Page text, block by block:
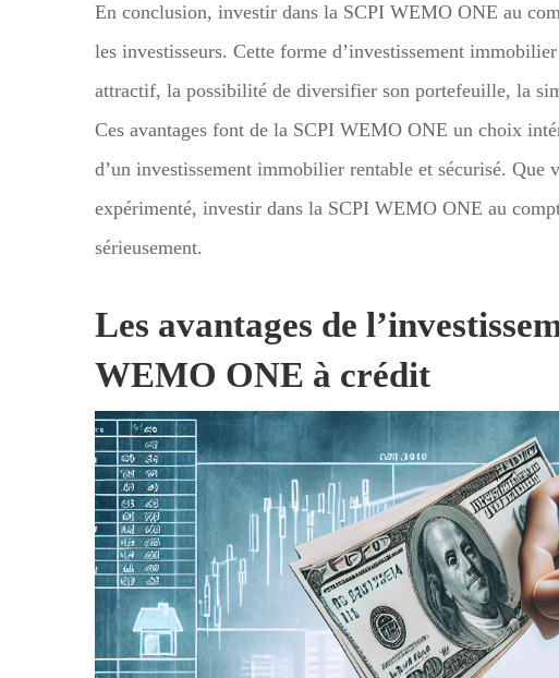
En conclusion, investir dans la SCPI WEMO ONE au
les investisseurs. Cette forme d’investissement
attractif, la possibilité de diversifier son portefeuille, la
Ces avantages font de la SCPI WEMO ONE un choix
d’un investissement immobilier rentable et sécurisé. Que
expérimenté, investir dans la SCPI WEMO ONE au
sérieusement.
Les avantages de
WEMO ONE à crédit